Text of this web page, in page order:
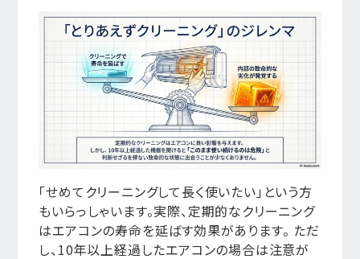
「せめてクリーニングして長く使いたい」という方
もいらっしゃいます。実際、定期的なクリーニング
はエアコンの寿命を延ばす効果があります。 ただ
し、10年以上経過したエアコンの場合は注意が